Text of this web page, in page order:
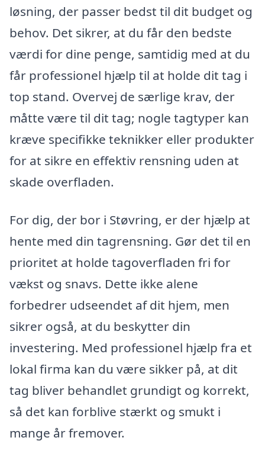
løsning, der passer bedst til dit budget og
behov. Det sikrer, at du får den bedste
værdi for dine penge, samtidig med at du
får professionel hjælp til at holde dit tag i
top stand. Overvej de særlige krav, der
måtte være til dit tag; nogle tagtyper kan
kræve specifikke teknikker eller produkter
for at sikre en effektiv rensning uden at
skade overfladen.
For dig, der bor i Støvring, er der hjælp at
hente med din tagrensning. Gør det til en
prioritet at holde tagoverfladen fri for
vækst og snavs. Dette ikke alene
forbedrer udseendet af dit hjem, men
sikrer også, at du beskytter din
investering. Med professionel hjælp fra et
lokal firma kan du være sikker på, at dit
tag bliver behandlet grundigt og korrekt,
så det kan forblive stærkt og smukt i
mange år fremover.